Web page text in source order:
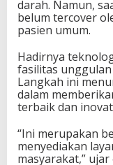
darah. Namun,
belum tercover
pasien umum.
Hadirnya
fasilitas unggulan
Langkah ini
dalam
terbaik dan
“Ini merupakan
menyediakan
masyarakat,”